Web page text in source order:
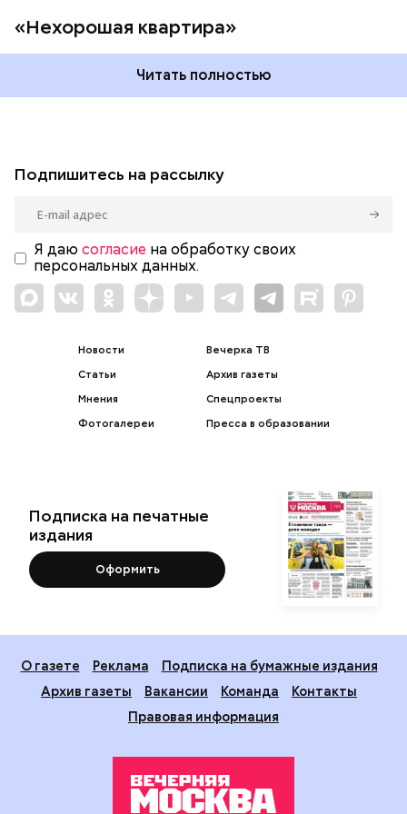
«Нехорошая квартира»
Читать полностью
Подпишитесь на рассылку
Я даю согласие на обработку своих
персональных данных.
Новости
Статьи
Мнения
Фотогалереи
Вечерка ТВ
Архив газеты
Спецпроекты
Пресса в образовании
Подписка на печатные
издания
Оформить
О газете Реклама
Подписка на бумажные издания
Архив газеты
Вакансии Команда
Контакты
Правовая информация